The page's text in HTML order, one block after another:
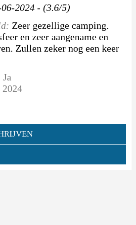
2024 - (3.6/5)
Zeer gezellige camping.
en zeer aangename en
Zullen zeker nog een keer
2024